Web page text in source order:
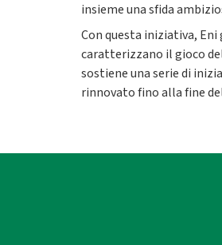
insieme una sfida
Con questa iniziativa,
caratterizzano il gioco
sostiene una serie di
rinnovato fino alla fine